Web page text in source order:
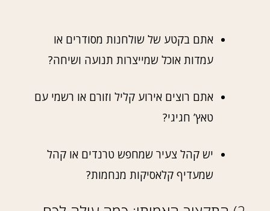
אתם בקטע של שולחנות מסודרים או
עמדות אוכל שמייצרות תנועה ושיחה?
אתם רוצים אירוע קליל וזורם או רשמי עם
טאץ’ חגיגי?
יש קהל צעיר שמחפש טרנדים או קהל
שמעדיף קלאסיקות מנחמות?